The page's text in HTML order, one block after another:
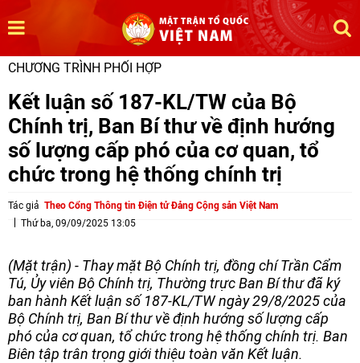
CHƯƠNG TRÌNH PHỐI HỢP
Kết luận số 187-KL/TW của Bộ
Chính trị, Ban Bí thư về định hướng
số lượng cấp phó của cơ quan, tổ
chức trong hệ thống chính trị
Tác giả Theo Cổng Thông tin Điện tử Đảng Cộng sản Việt Nam
Thứ ba, 09/09/2025 13:05
(Mặt trận) - Thay mặt Bộ Chính trị, đồng chí Trần Cẩm
Tú, Ủy viên Bộ Chính trị, Thường trực Ban Bí thư đã ký
ban hành Kết luận số 187-KL/TW ngày 29/8/2025 của
Bộ Chính trị, Ban Bí thư về định hướng số lượng cấp
phó của cơ quan, tổ chức trong hệ thống chính trị. Ban
Biên tập trân trọng giới thiệu toàn văn Kết luận.